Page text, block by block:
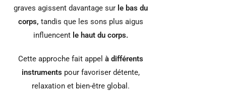
graves agissent davantage sur le bas du
corps, tandis que les sons plus aigus
influencent le haut du corps.
Cette approche fait appel à différents
instruments pour favoriser détente,
relaxation et bien-être global.